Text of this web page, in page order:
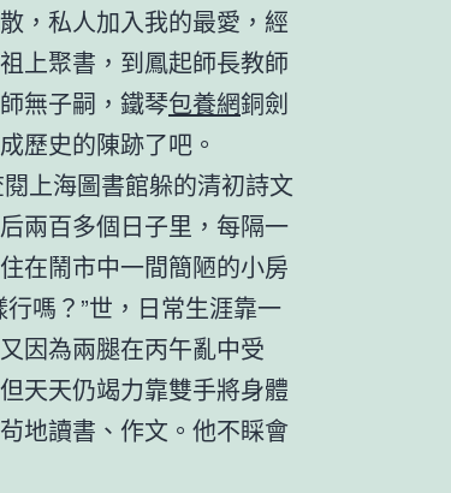
，私人加入我的最愛，經
上聚書，到鳳起師長教師
無子嗣，鐵琴包養網銅劍
歷史的陳跡了吧。
上海圖書館躲的清初詩文
兩百多個日子里，每隔一
在鬧市中一間簡陋的小房
嗎？”世，日常生涯靠一
因為兩腿在丙午亂中受
天天仍竭力靠雙手將身體
地讀書、作文。他不睬會